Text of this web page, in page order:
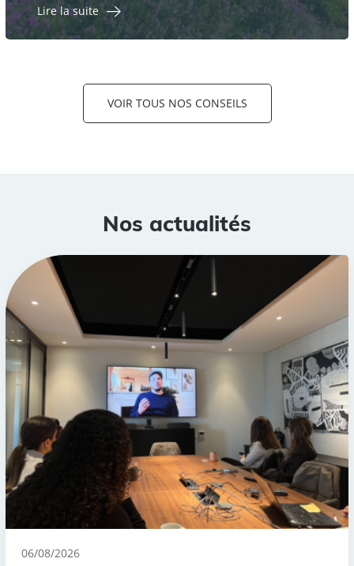
Lire la suite
VOIR TOUS NOS CONSEILS
Nos actualités
06/08/2026